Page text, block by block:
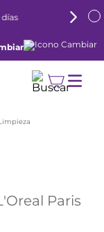
Paris